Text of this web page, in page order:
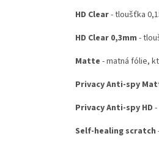
HD Clear- tloušťka
HD Clear 0,3mm -
Matte - matná fólie,
Privacy Anti-spy
Privacy Anti-spy HD
Self-healing scratch